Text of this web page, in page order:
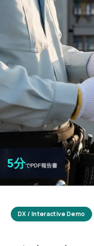
5分でPDF報告書
DX / Interactive Demo